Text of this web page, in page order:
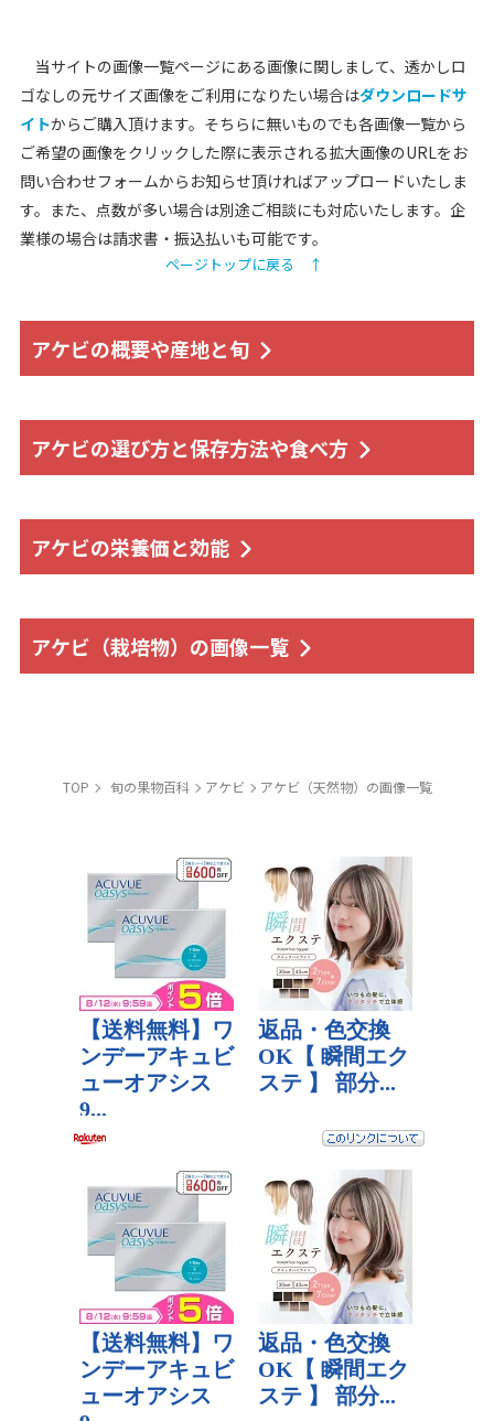
当サイトの画像一覧ページにある画像に関しまして、透かしロ
ゴなしの元サイズ画像をご利用になりたい場合はダウンロードサ
イトからご購入頂けます。そちらに無いものでも各画像一覧から
ご希望の画像をクリックした際に表示される拡大画像のURLをお
問い合わせフォームからお知らせ頂ければアップロードいたしま
す。また、点数が多い場合は別途ご相談にも対応いたします。企
業様の場合は請求書・振込払いも可能です。
ページトップに戻る ↑
アケビの概要や産地と旬
アケビの選び方と保存方法や食べ方
アケビの栄養価と効能
アケビ（栽培物）の画像一覧
TOP 旬の果物百科 アケビ アケビ（天然物）の画像一覧